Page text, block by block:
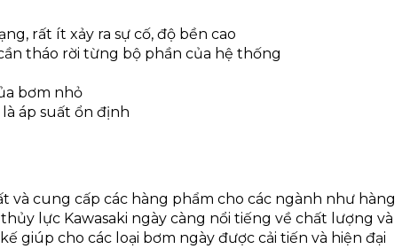
rất ít xảy ra sự cố, độ bền cao
tháo rời từng bộ phần của hệ thống
bơm nhỏ
áp suất ổn định
và cung cấp các hàng phẩm cho các ngành như hàng
lực Kawasaki ngày càng nổi tiếng về chất lượng và
giúp cho các loại bơm ngày được cải tiến và hiện đại